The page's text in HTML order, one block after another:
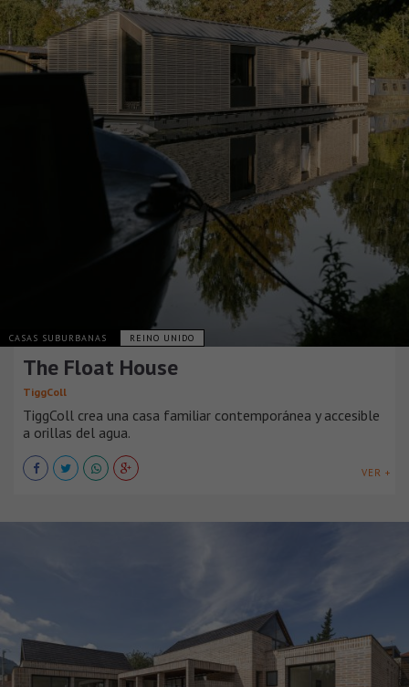
CASAS SUBURBANAS REINO UNIDO
The Float House
TiggColl
TiggColl crea una casa familiar contemporánea y accesible
a orillas del agua.
VER +